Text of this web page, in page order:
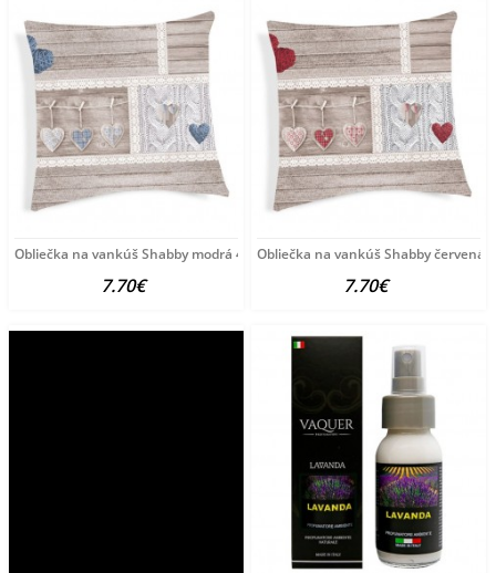
Obliečka na vankúš Shabby modrá 40x40 cm Made in Italy,
7.70€
Obliečka na vankúš Shabby červená
7.70€